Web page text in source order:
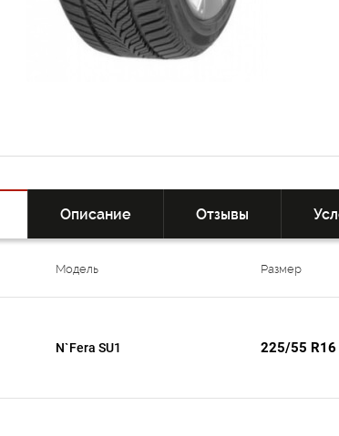
Описание Отзывы
Модель Размер
N`Fera SU1 225/55 R16